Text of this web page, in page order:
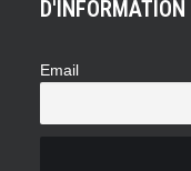
D'INFORMATION
Email